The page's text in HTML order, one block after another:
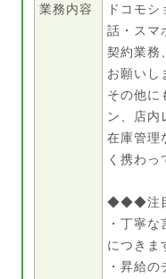
業務内容
ドコモ
話・スマ
契約業務
お願いし
その他に
ン、店内
在庫管理
く携わっ
◆◆◆注
・丁寧
につきま
・昇給